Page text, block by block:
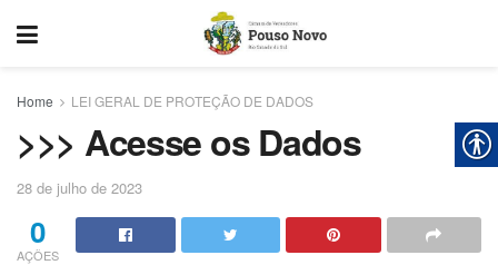
Home LEI GERAL DE PROTEÇÃO DE DADOS
>>> Acesse os Dados
28 de julho de 2023
0
AÇÕES